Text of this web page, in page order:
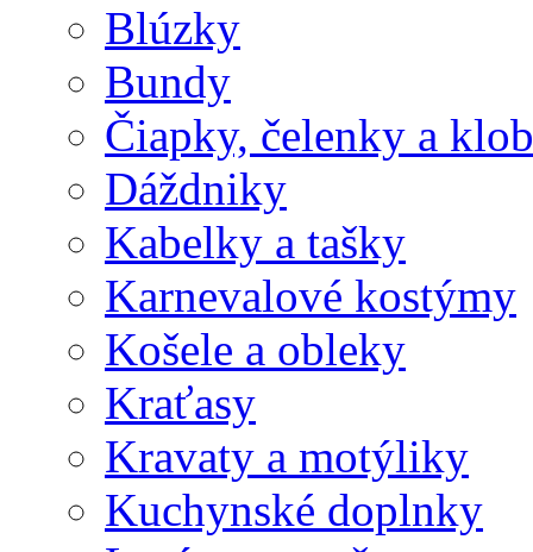
Blúzky
Bundy
Čiapky, čelenky a
Dáždniky
Kabelky a tašky
Karnevalové kostýmy
Košele a obleky
Kraťasy
Kravaty a motýliky
Kuchynské doplnky